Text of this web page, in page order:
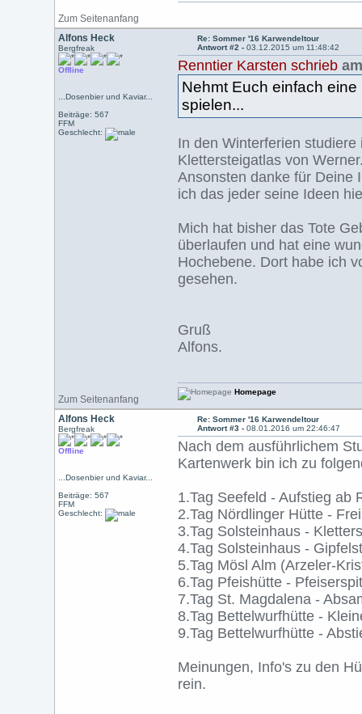
Zum Seitenanfang
Alfons Heck
Bergfreak
Offline
...Dosenbier und Kaviar...
Beiträge: 567
FFM
Geschlecht:
Re: Sommer '16 Karwendeltour
Antwort #2 -03.12.2015 um 11:48:42
Renntier Karsten schrieb
Nehmt Euch einfach
spielen...
In den Winterferien
Klettersteigatlas von
Ansonsten danke für Deine
ich das jeder seine Ideen
Mich hat bisher das Tote
überlaufen und hat eine
Hochebene. Dort habe ich
gesehen.
Gruß
Alfons.
Zum Seitenanfang
Homepage
Alfons Heck
Bergfreak
Offline
...Dosenbier und Kaviar...
Beiträge: 567
FFM
Geschlecht:
Re: Sommer '16 Karwendeltour
Antwort #3 -08.01.2016 um 22:46:47
Nach dem ausführlichem
Kartenwerk bin ich zu
1.Tag Seefeld - Aufstieg ab
2.Tag Nördlinger Hütte -
3.Tag Solsteinhaus -
4.Tag Solsteinhaus -
5.Tag Mösl Alm (Arzeler-
6.Tag Pfeishütte -
7.Tag St. Magdalena -
8.Tag Bettelwurfhütte -
9.Tag Bettelwurfhütte -
Meinungen, Info's zu den
rein.